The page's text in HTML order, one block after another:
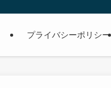
プライバシーポリシー